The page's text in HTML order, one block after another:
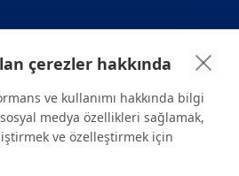
yalnızca bilgilendirme amaçlıdır.
için mutlaka doktoruza ya da bir sağlık
çerezler hakkında
ve kullanımı hakkında bilgi
medya özellikleri sağlamak,
ve özelleştirmek için